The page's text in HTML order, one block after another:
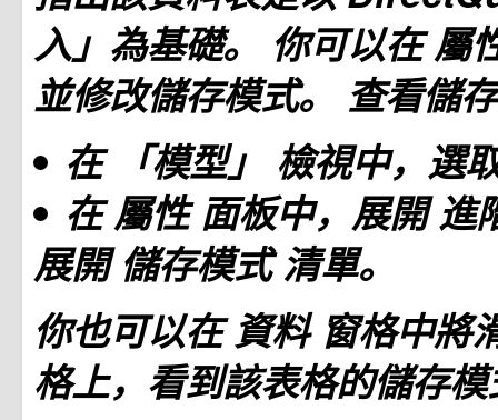
入」為基礎。 你可以在屬
並修改儲存模式。 查看儲
在 「模型」 檢視中，選
在屬性面板中，展開進
展開儲存模式清單。
你也可以在資料 窗格中將
格上，看到該表格的儲存